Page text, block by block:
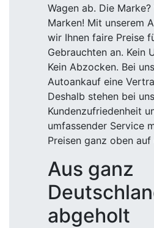
Wagen ab. Die
Marken! Mit unserem
wir Ihnen faire Preise
Gebrauchten an. Kein
Kein Abzocken. Bei
Autoankauf eine
Deshalb stehen bei
Kundenzufriedenheit
umfassender Service
Preisen ganz oben
Aus ganz
abgeholt